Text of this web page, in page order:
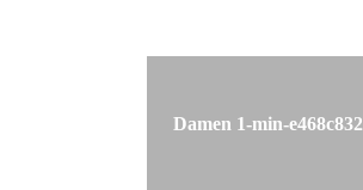
Damen 1-min-e468c832